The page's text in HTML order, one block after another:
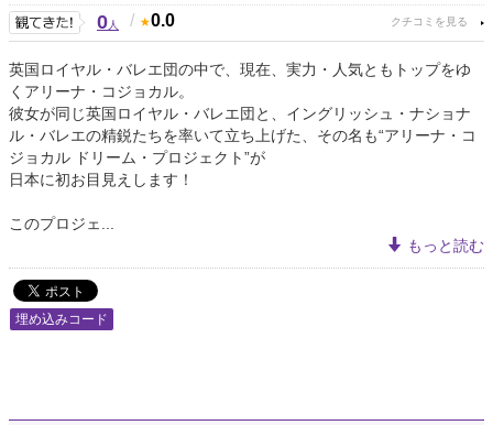
0人 / 0.0
英国ロイヤル・バレエ団の中で、現在、実力・人気ともトップをゆ
くアリーナ・コジョカル。
彼女が同じ英国ロイヤル・バレエ団と、イングリッシュ・ナショナ
ル・バレエの精鋭たちを率いて立ち上げた、その名も“アリーナ・コ
ジョカル ドリーム・プロジェクト”が
日本に初お目見えします！
このプロジェ...
もっと読む
埋め込みコード